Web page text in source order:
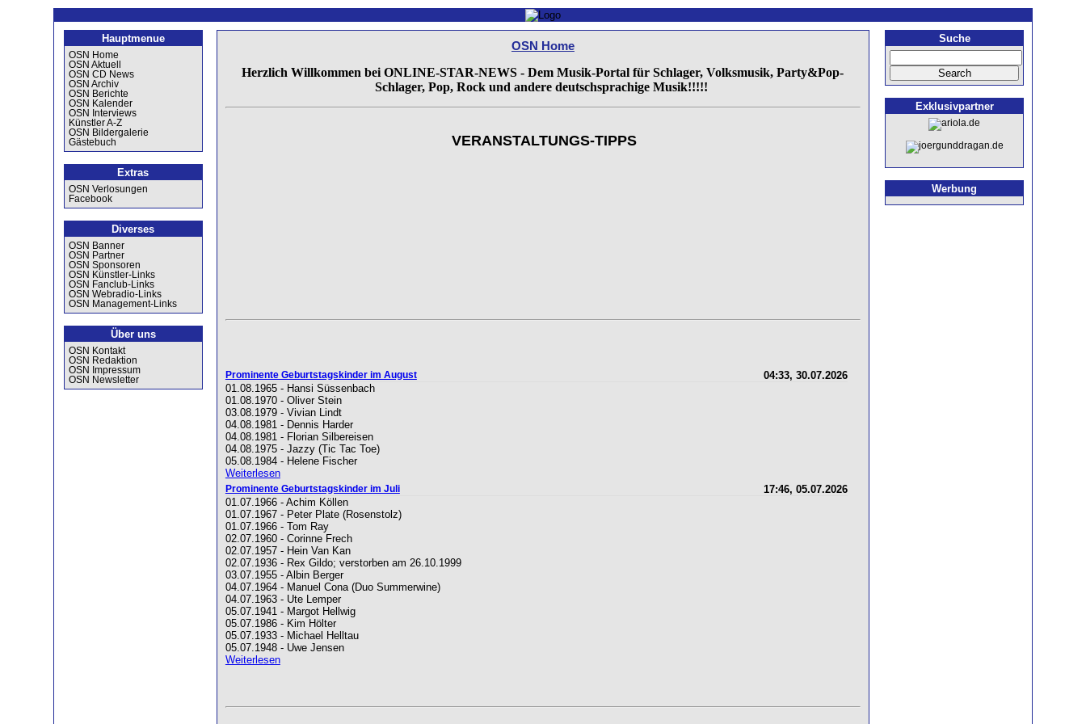
Hauptmenue
OSN Home
OSN Aktuell
OSN CD News
OSN Archiv
OSN Berichte
OSN Kalender
OSN Interviews
Künstler A-Z
OSN Bildergalerie
Gästebuch
Extras
OSN Verlosungen
Facebook
Diverses
OSN Banner
OSN Partner
OSN Sponsoren
OSN Künstler-Links
OSN Fanclub-Links
OSN Webradio-Links
OSN Management-Links
Über uns
OSN Kontakt
OSN Redaktion
OSN Impressum
OSN Newsletter
Suche
Exklusivpartner
Werbung
OSN Home
Herzlich Willkommen bei ONLINE-STAR-NEWS - Dem Musik-Portal für Schlager, Volksmusik, Party&Pop-
Schlager, Pop, Rock und andere deutschsprachige Musik!!!!!
VERANSTALTUNGS-TIPPS
Prominente Geburtstagskinder im August
04:33, 30.07.2026
01.08.1965 - Hansi Süssenbach
01.08.1970 - Oliver Stein
03.08.1979 - Vivian Lindt
04.08.1981 - Dennis Harder
04.08.1981 - Florian Silbereisen
04.08.1975 - Jazzy (Tic Tac Toe)
05.08.1984 - Helene Fischer
Weiterlesen
Prominente Geburtstagskinder im Juli
17:46, 05.07.2026
01.07.1966 - Achim Köllen
01.07.1967 - Peter Plate (Rosenstolz)
01.07.1966 - Tom Ray
02.07.1960 - Corinne Frech
02.07.1957 - Hein Van Kan
02.07.1936 - Rex Gildo; verstorben am 26.10.1999
03.07.1955 - Albin Berger
04.07.1964 - Manuel Cona (Duo Summerwine)
04.07.1963 - Ute Lemper
05.07.1941 - Margot Hellwig
05.07.1986 - Kim Hölter
05.07.1933 - Michael Helltau
05.07.1948 - Uwe Jensen
Weiterlesen